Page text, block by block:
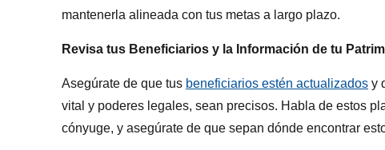
mantenerla alineada con tus metas a largo plazo.
Revisa tus Beneficiarios y la Información de tu
Asegúrate de que tus beneficiarios estén actualizados y
vital y poderes legales, sean precisos. Habla de estos
cónyuge, y asegúrate de que sepan dónde encontrar